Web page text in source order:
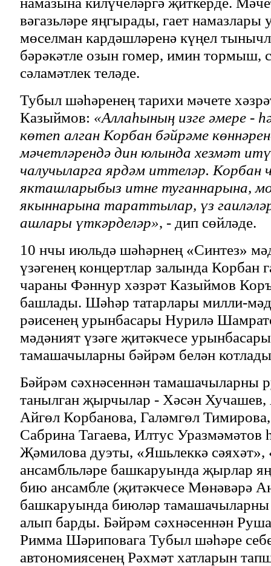
вәгазьләре яңгырады, гает
мөселман кардәшләренә күңел
бәрәкәтле озын гомер, имин тормыш,
сәламәтлек теләде.
Тубыл шәһәренең тарихи мәчете
Казыймов: «Аллаһының изге әмере -
көтеп алган Корбан бәйрәме
мәчетләрендә дин юлында хезмәт
чалучыларга ярдәм иттеләр. Корбан
якташларыбыз итне туганнарына,
якыннарына тараттылар, үз
ашлары үткәрделәр», - дип сөйләде.
10 нчы июльдә шәһәрнең «Синтез»
үзәгенең концертлар залында Корбан
чараны Фәннур хәзрәт Казыймов
башлады. Шәһәр татарлары милли-
рәисенең урынбасары Нурилә
мәдәният үзәге җитәкчесе
тамашачыларны бәйрәм белән
Бәйрәм сәхнәсеннән тамашачыларны
танылган җырчылар - Хәсән
Айгөл Корбанова, Галәмгөл
Сабрина Тагаева, Илтус Уразмәмәтов
Җәмилова дуэты, «Яшьлеккә
ансамбльләре башкаруында җырлар
бию ансамбле (җитәкчесе Мөнәвәрә
башкаруында биюләр
алып барды. Бәйрәм сәхнәсеннән
Римма Шәриповага Тубыл шәһәре
автономиясенең Рәхмәт хатларын